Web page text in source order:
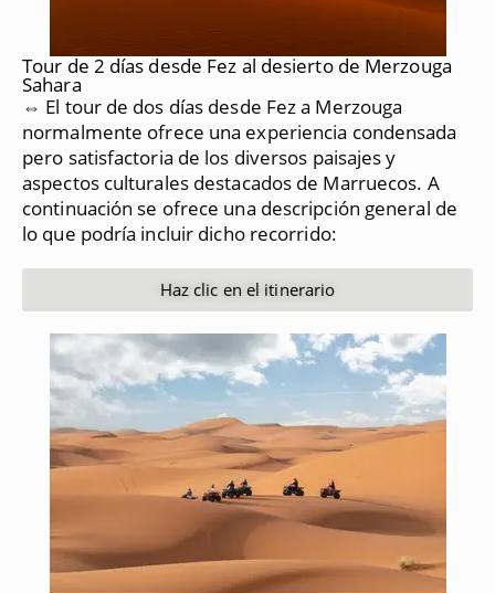
Tour de 2 días desde Fez al desierto de Merzouga
Sahara
⇔ El tour de dos días desde Fez a Merzouga
normalmente ofrece una experiencia condensada
pero satisfactoria de los diversos paisajes y
aspectos culturales destacados de Marruecos. A
continuación se ofrece una descripción general de
lo que podría incluir dicho recorrido:
Haz clic en el itinerario